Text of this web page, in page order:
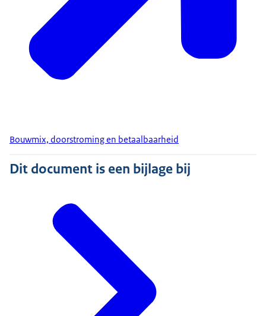
Bouwmix, doorstroming en betaalbaarheid
Dit document is een bijlage bij